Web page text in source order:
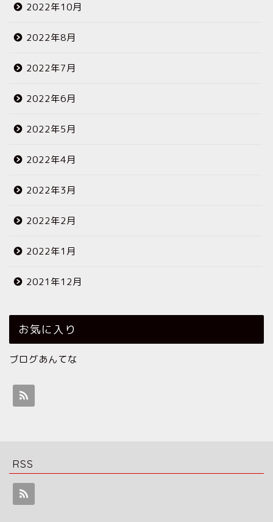
2022年10月
2022年8月
2022年7月
2022年6月
2022年5月
2022年4月
2022年3月
2022年2月
2022年1月
2021年12月
お気に入り
ブログあんてな
RSS